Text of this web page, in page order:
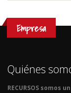
Empresa
Quiénes
RECURSOS somos